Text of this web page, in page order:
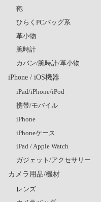
鞄
ひらくPCバッグ系
革小物
腕時計
カバン/腕時計/革小物
iPhone / iOS機器
iPad/iPhone/iPod
携帯/モバイル
iPhone
iPhoneケース
iPad / Apple Watch
ガジェット/アクセサリー
カメラ用品/機材
レンズ